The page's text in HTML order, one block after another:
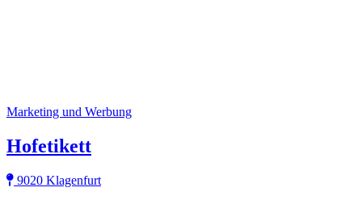
Marketing und Werbung
Hofetikett
9020 Klagenfurt